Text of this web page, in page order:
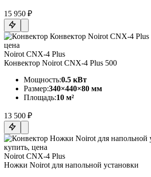
15 950 ₽
Noirot CNX-4 Plus
Конвектор Noirot CNX-4 Plus 500
Мощность:0.5 кВт
Размер:340×440×80 мм
Площадь:10 м²
13 500 ₽
Noirot CNX-4 Plus
Ножки Noirot для напольной установки